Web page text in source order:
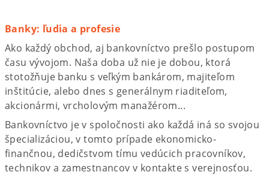
Banky: ľudia a profesie
Ako každý obchod, aj bankovníctvo prešlo postupom
času vývojom. Naša doba už nie je dobou, ktorá
stotožňuje banku s veľkým bankárom, majiteľom
inštitúcie, alebo dnes s generálnym riaditeľom,
akcionármi, vrcholovým manažérom...
Bankovníctvo je v spoločnosti ako každá iná so svojou
špecializáciou, v tomto prípade ekonomicko-
finančnou, dedičstvom tímu vedúcich pracovníkov,
technikov a zamestnancov v kontakte s verejnosťou.